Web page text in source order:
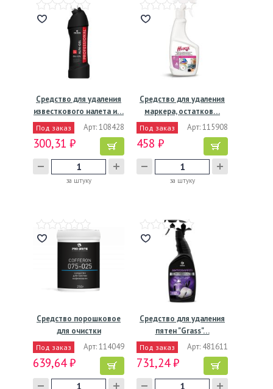
Средство для удаления
известкового налета и…
Под заказ Арт: 108428
300,31 ₽
за штуку
Средство для удаления
маркера, остатков…
Под заказ Арт: 115908
458 ₽
за штуку
Средство порошковое
для очистки
кофемашин…
Под заказ Арт: 114049
639,64 ₽
Средство для удаления
пятен "Grass"…
Под заказ Арт: 481611
731,24 ₽